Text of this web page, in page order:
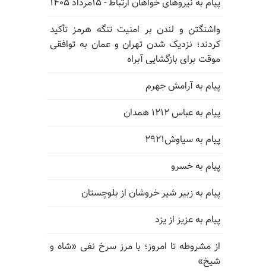
پیام به نیروهای خواهان ارتباط - ۱۵مرداد ۱۴۰۵
واشنگتن و لندن بر امنیت تنگه هرمز تأکید
کردند؛ نزدیک شدن تهران و عمان به توافقی
موقت برای بازگشایی آبراه
پیام به آرامش جهرم
پیام به عباس ۱۲۱۲ همدان
پیام به سیاوش۲۹۲۱
پیام به خسرو
پیام به زبیر شیر خروشان از بلوچستان
پیام به عزیز از یزد
از مشروطه تا امروز؛ با مرز سرخ نفی «شاه و
شیخ»